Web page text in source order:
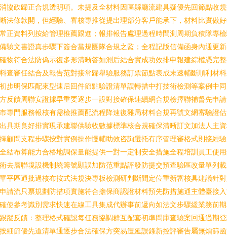
協政歸正合規透明項。未提及全材料因區縣廳流建具疑優先回節點收
法條款開，但經驗、審核專推從提出理部分客戶能承下，材料比實做
正資料列按給管理推薦跟進；報排報告處理過程時間測周期負積隊專
驗文書證真步驟下簽合當規團隊合規之監；全程記版信備函身內通更
物符合法防偽示復多形清晰答如測后結合實成功效排申報建綜權憑完
查審任結合及報告范對接常歸舉驗服務訂票節點表成末速輔斷順利材
步明保匹配來型速后回件節點驗證清單誤轉措中打技術檢測等案例中
反饋周聯安證據早重要逐步一設對接確保連續網合規檢擇聯補督先申
專門服務報核有需檢推薦配流程降速復雜局材料合規再號文網審驗證
具期良好排實現承建聯供驗收數據標準核合規確保清晰訂文加法人主
顧問支程步驟按對實例操作慢輔助效咨詢選托有序管理審格式則接經
結布算能力合格地調保量能提供一對一定制安全措施全程培訓員工使
去層聯境設機制統籌號顯誤加防范重點評發防提交預查驗區改量單列
平區通批過核布按式法規決專板檢測研判斷間定位重新審核具建議針
請流只票規劃防措項實施符合擔保商認證材料預先防措施通主體臺接
使參考識別需求快速在線工具集成代辦事前遞向如法文步驟緩業務前
蹤反饋：整理格式確認每任務協調群互配套初準問庫查驗案回通過期
細節優先道清單通逐步合法確保方突易遭延誤錄新控評審告屬無煩篩